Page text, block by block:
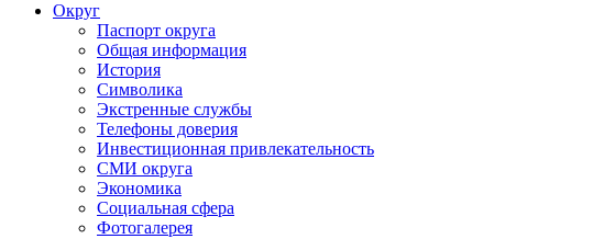
Округ
Паспорт округа
Общая информация
История
Символика
Экстренные службы
Телефоны доверия
Инвестиционная привлекательность
СМИ округа
Экономика
Социальная сфера
Фотогалерея